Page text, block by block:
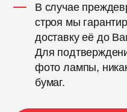
В случае
строя мы
доставку её до
Для
фото лампы,
бумаг.